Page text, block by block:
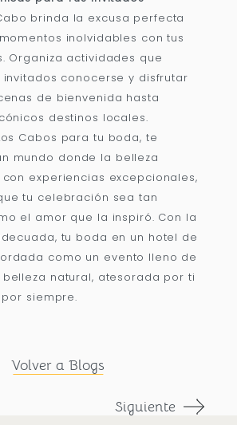
brinda la excusa perfecta
inolvidables con tus
Organiza actividades que
conocerse y disfrutar
de bienvenida hasta
destinos locales.
Cabos para tu boda, te
mundo donde la belleza
experiencias excepcionales,
tu celebración sea tan
el amor que la inspiró. Con la
tu boda en un hotel de
como un evento lleno de
natural, atesorada por ti
siempre.
Volver a Blogs
Siguiente